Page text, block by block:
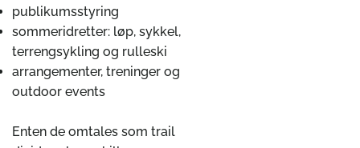
publikumsstyring
sommeridretter: løp, sykkel,
terrengsykling og rulleski
arrangementer, treninger og
outdoor events
Enten de omtales som trail